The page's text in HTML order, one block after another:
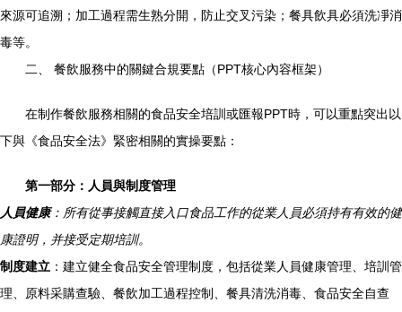
來源可追溯；加工過程需生熟分開，防止交叉污染；餐具飲具必須洗凈消
毒等。
二、 餐飲服務中的關鍵合規要點（PPT核心內容框架）
在制作餐飲服務相關的食品安全培訓或匯報PPT時，可以重點突出以
下與《食品安全法》緊密相關的實操要點：
第一部分：人員與制度管理
人員健康：所有從事接觸直接入口食品工作的從業人員必須持有有效的健
康證明，并接受定期培訓。
制度建立 ：建立健全食品安全管理制度，包括從業人員健康管理、培訓管
理、原料采購查驗、餐飲加工過程控制、餐具清洗消毒、食品安全自查